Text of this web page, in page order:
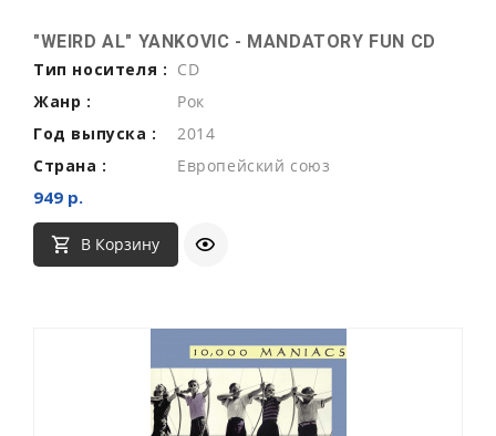
"WEIRD AL" YANKOVIC - MANDATORY FUN CD
Тип носителя : CD
Жанр :
Рок
Год выпуска :
2014
Страна :
Европейский союз
949 р.
В Корзину